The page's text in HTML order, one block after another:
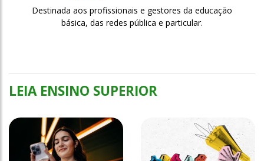
Destinada aos profissionais e gestores da educação
básica, das redes pública e particular.
LEIA ENSINO SUPERIOR